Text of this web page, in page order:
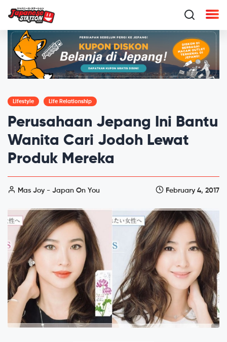
Lifestyle Life Relationship
Perusahaan Jepang Ini Bantu
Wanita Cari Jodoh Lewat
Produk Mereka
Mas Joy - Japan On You February 4, 2017